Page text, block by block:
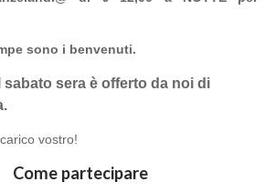
sono i benvenuti.
sabato sera è offerto da noi di
vostro!
Come partecipare